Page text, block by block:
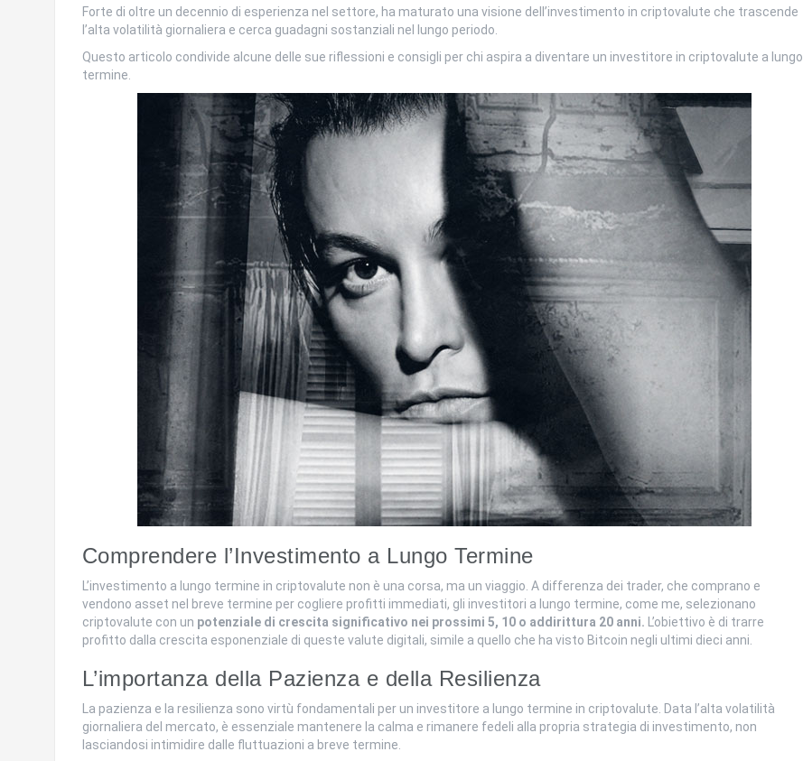
Forte di oltre un decennio di esperienza nel settore, ha maturato una visione dell’investimento in criptovalute che trascende
l’alta volatilità giornaliera e cerca guadagni sostanziali nel lungo periodo.
Questo articolo condivide alcune delle sue riflessioni e consigli per chi aspira a diventare un investitore in criptovalute a lungo
termine.
Comprendere l’Investimento a Lungo Termine
L’investimento a lungo termine in criptovalute non è una corsa, ma un viaggio. A differenza dei trader, che comprano e
vendono asset nel breve termine per cogliere profitti immediati, gli investitori a lungo termine, come me, selezionano
criptovalute con un potenziale di crescita significativo nei prossimi 5, 10 o addirittura 20 anni. L’obiettivo è di trarre
profitto dalla crescita esponenziale di queste valute digitali, simile a quello che ha visto Bitcoin negli ultimi dieci anni.
L’importanza della Pazienza e della Resilienza
La pazienza e la resilienza sono virtù fondamentali per un investitore a lungo termine in criptovalute. Data l’alta volatilità
giornaliera del mercato, è essenziale mantenere la calma e rimanere fedeli alla propria strategia di investimento, non
lasciandosi intimidire dalle fluttuazioni a breve termine.